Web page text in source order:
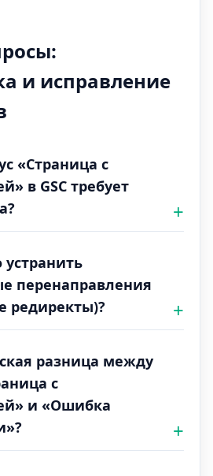
и исправление
«Страница с
в GSC требует
перенаправления
редиректы)?
разница между
с
и «Ошибка